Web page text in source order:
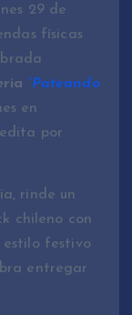
29 de
físicas
“Pateando
en
por
rinde un
chileno con
festivo
entregar